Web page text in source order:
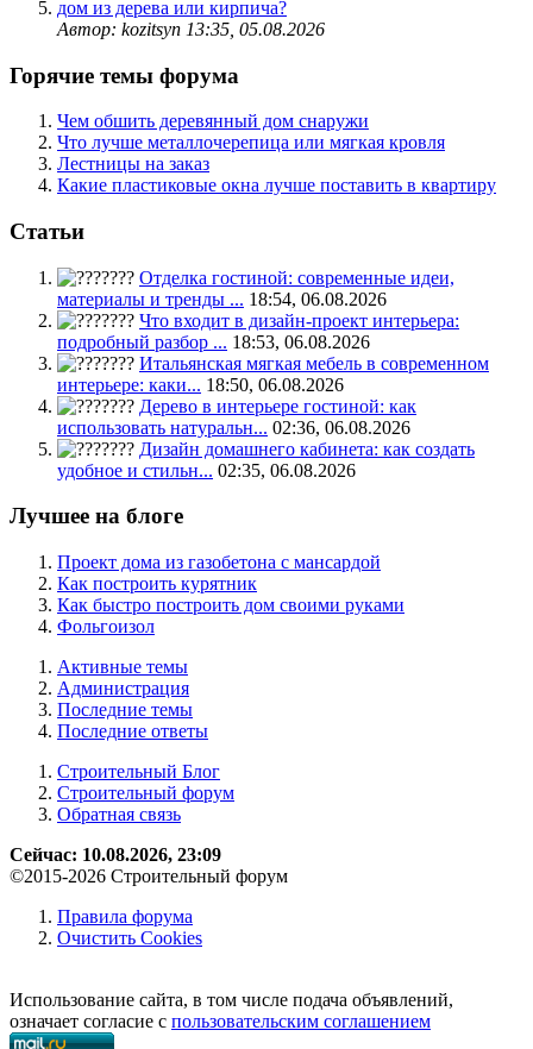
дом из дерева или кирпича?
Автор: kozitsyn 13:35, 05.08.2026
Горячие темы форума
Чем обшить деревянный дом снаружи
Что лучше металлочерепица или мягкая кровля
Лестницы на заказ
Какие пластиковые окна лучше поставить в квартиру
Статьи
Отделка гостиной: современные идеи,
материалы и тренды ... 18:54, 06.08.2026
Что входит в дизайн-проект интерьера:
подробный разбор ... 18:53, 06.08.2026
Итальянская мягкая мебель в современном
интерьере: каки... 18:50, 06.08.2026
Дерево в интерьере гостиной: как
использовать натуральн... 02:36, 06.08.2026
Дизайн домашнего кабинета: как создать
удобное и стильн... 02:35, 06.08.2026
Лучшее на блоге
Проект дома из газобетона с мансардой
Как построить курятник
Как быстро построить дом своими руками
Фольгоизол
Активные темы
Администрация
Последние темы
Последние ответы
Строительный Блог
Строительный форум
Обратная связь
Сейчас: 10.08.2026, 23:09
©2015-2026 Строительный форум
Правила форума
Очистить Cookies
Использование сайта, в том числе подача объявлений,
означает согласие с пользовательским соглашением